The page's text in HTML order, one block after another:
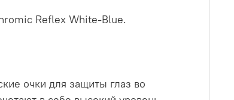
Reflex White-Blue.
очки для защиты глаз во